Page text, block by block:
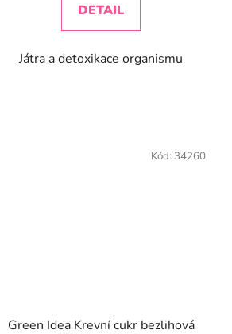
DETAIL
Játra a detoxikace organismu
Green Idea Krevní cukr bezlihová
Kód: 34260